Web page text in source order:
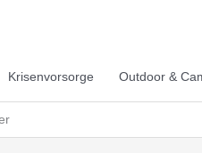
Krisenvorsorge Outdoor &